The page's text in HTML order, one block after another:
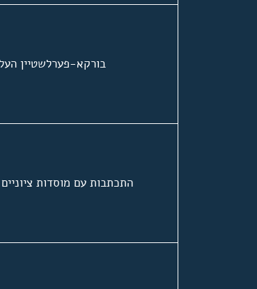
בורקא-פערלשטיין
התכתבות עם מוסדות ציוניים